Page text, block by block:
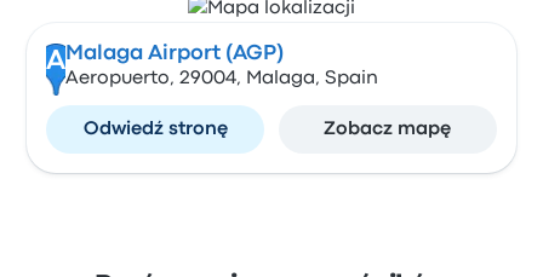
A Malaga Airport (AGP)
Aeropuerto, 29004, Malaga, Spain
Odwiedź stronę Zobacz mapę